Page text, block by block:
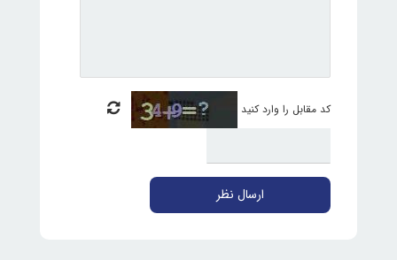
کد مقابل را وارد کنید
ارسال نظر